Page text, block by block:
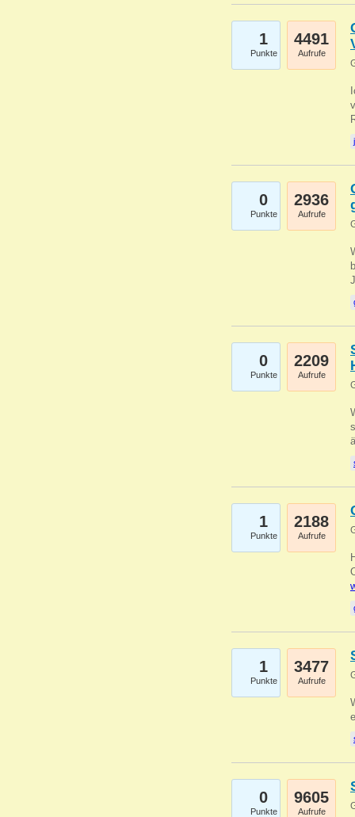
1
Punkte
4491
Aufrufe
0
Punkte
2936
Aufrufe
0
Punkte
2209
Aufrufe
1
Punkte
2188
Aufrufe
1
Punkte
3477
Aufrufe
0
Punkte
9605
Aufrufe